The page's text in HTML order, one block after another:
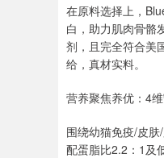
在原料选择上，
白，助力肌肉骨骼
剂，且完全符合美
给，真材实料。
营养聚焦养优：4
围绕幼猫免疫/皮
配蛋脂比2.2：1及